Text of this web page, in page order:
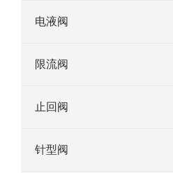
电液阀
限流阀
止回阀
针型阀